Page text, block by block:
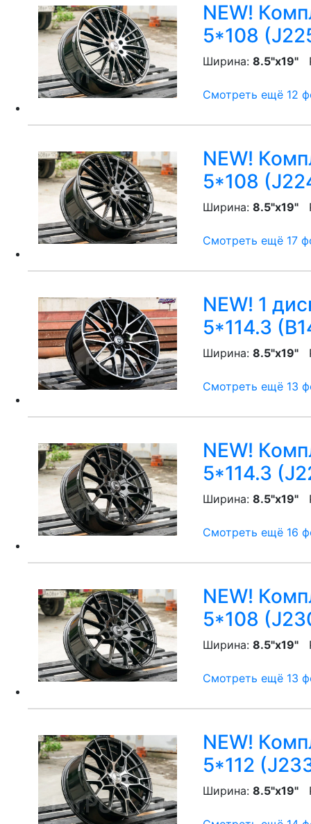
NEW!
5*108
Ширина: 8.5"x19"
Смотреть ещё 12
NEW!
5*108
Ширина: 8.5"x19"
Смотреть ещё 17
NEW! 1
5*114.3
Ширина: 8.5"x19"
Смотреть ещё 13
NEW!
5*114.3
Ширина: 8.5"x19"
Смотреть ещё 16
NEW!
5*108
Ширина: 8.5"x19"
Смотреть ещё 13
NEW!
5*112
Ширина: 8.5"x19"